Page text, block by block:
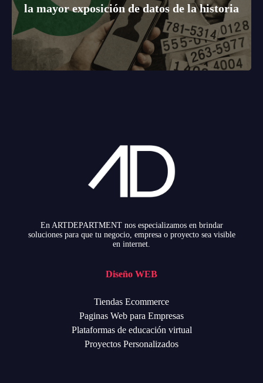
la mayor exposición de datos de la historia
En ARTDEPARTMENT nos especializamos en brindar
soluciones para que tu negocio, empresa o proyecto sea visible
en internet.
Diseño WEB
Tiendas Ecommerce
Paginas Web para Empresas
Plataformas de educación virtual
Proyectos Personalizados